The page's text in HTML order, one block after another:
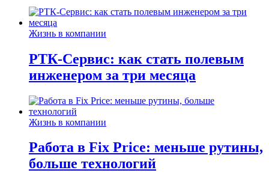
Жизнь в компании
РТК-Сервис: как стать полевым
инженером за три месяца
Жизнь в компании
Работа в Fix Price: меньше рутины,
больше технологий